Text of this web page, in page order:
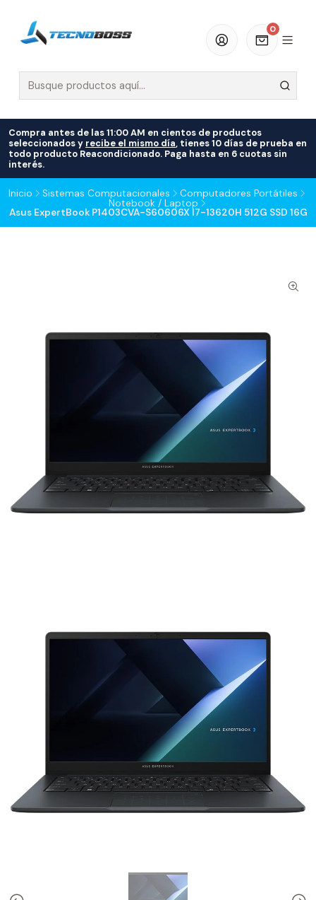
0
Compra antes de las 11:00 AM en cientos de productos
seleccionados y recibe el mismo día, tienes 10 días de prueba en
todo producto Reacondicionado. Paga hasta en 6 cuotas sin
interés.
Inicio Sistemas Computacionales
Computadores Portátiles
Notebook / Laptop
Asus ExpertBook P1403CVA-S60606X I7-13620H 512G SSD 16G